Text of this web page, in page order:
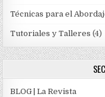
Técnicas para el
Tutoriales y Talleres (4)
BLOG | La Revista